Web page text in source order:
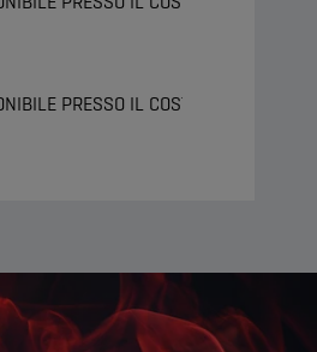
PRESSO IL COSTRUTTORE